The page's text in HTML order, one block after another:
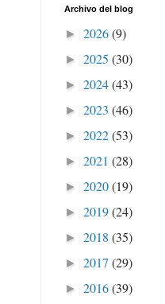
Archivo del blog
► 2026(9)
► 2025 (30)
► 2024(43)
► 2023 (46)
► 2022(53)
► 2021 (28)
► 2020(19)
► 2019(24)
► 2018 (35)
► 2017 (29)
► 2016(39)